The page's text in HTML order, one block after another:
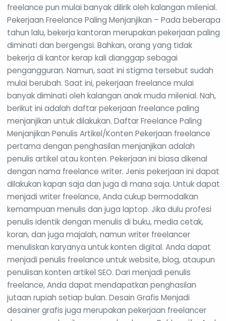
freelance pun mulai banyak dilirik oleh kalangan milenial.
Pekerjaan Freelance Paling Menjanjikan – Pada beberapa
tahun lalu, bekerja kantoran merupakan pekerjaan paling
diminati dan bergengsi. Bahkan, orang yang tidak
bekerja di kantor kerap kali dianggap sebagai
pengangguran. Namun, saat ini stigma tersebut sudah
mulai berubah. Saat ini, pekerjaan freelance mulai
banyak diminati oleh kalangan anak muda milenial. Nah,
berikut ini adalah daftar pekerjaan freelance paling
menjanjikan untuk dilakukan. Daftar Freelance Paling
Menjanjikan Penulis Artikel/Konten Pekerjaan freelance
pertama dengan penghasilan menjanjikan adalah
penulis artikel atau konten. Pekerjaan ini biasa dikenal
dengan nama freelance writer. Jenis pekerjaan ini dapat
dilakukan kapan saja dan juga di mana saja. Untuk dapat
menjadi writer freelance, Anda cukup bermodalkan
kemampuan menulis dan juga laptop. Jika dulu profesi
penulis identik dengan menulis di buku, media cetak,
koran, dan juga majalah, namun writer freelancer
menuliskan karyanya untuk konten digital. Anda dapat
menjadi penulis freelance untuk website, blog, ataupun
penulisan konten artikel SEO. Dari menjadi penulis
freelance, Anda dapat mendapatkan penghasilan
jutaan rupiah setiap bulan. Desain Grafis Menjadi
desainer grafis juga merupakan pekerjaan freelancer